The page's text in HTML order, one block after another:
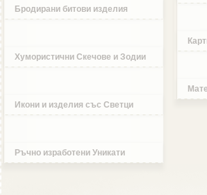
Бродирани битови изделия
Хумористични Скечове и Зодии
Икони и изделия със Светци
Ръчно изработени Уникати